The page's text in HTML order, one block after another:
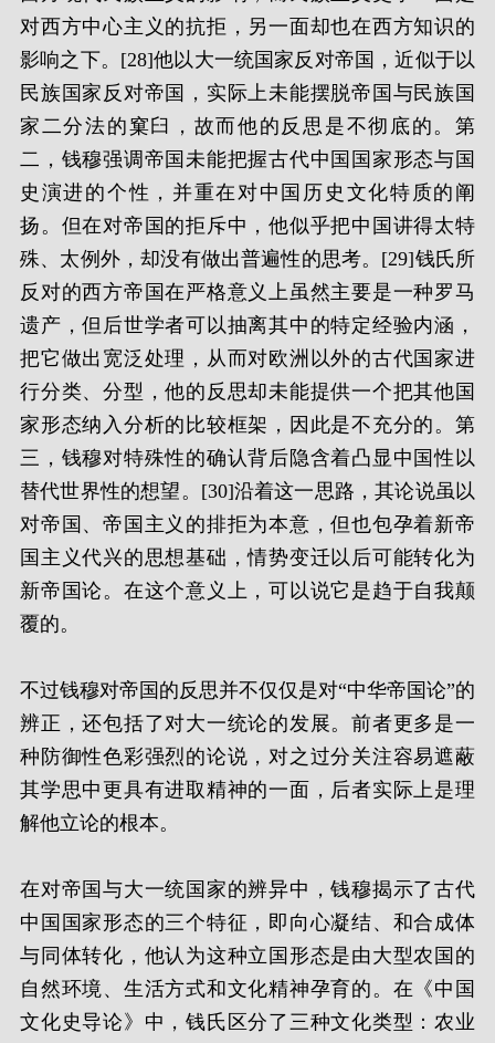
对西方中心主义的抗拒，另一面却也在西方知识的
影响之下。[28]他以大一统国家反对帝国，近似于以
民族国家反对帝国，实际上未能摆脱帝国与民族国
家二分法的窠臼，故而他的反思是不彻底的。第
二，钱穆强调帝国未能把握古代中国国家形态与国
史演进的个性，并重在对中国历史文化特质的阐
扬。但在对帝国的拒斥中，他似乎把中国讲得太特
殊、太例外，却没有做出普遍性的思考。[29]钱氏所
反对的西方帝国在严格意义上虽然主要是一种罗马
遗产，但后世学者可以抽离其中的特定经验内涵，
把它做出宽泛处理，从而对欧洲以外的古代国家进
行分类、分型，他的反思却未能提供一个把其他国
家形态纳入分析的比较框架，因此是不充分的。第
三，钱穆对特殊性的确认背后隐含着凸显中国性以
替代世界性的想望。[30]沿着这一思路，其论说虽以
对帝国、帝国主义的排拒为本意，但也包孕着新帝
国主义代兴的思想基础，情势变迁以后可能转化为
新帝国论。在这个意义上，可以说它是趋于自我颠
覆的。
不过钱穆对帝国的反思并不仅仅是对“中华帝国论”的
辨正，还包括了对大一统论的发展。前者更多是一
种防御性色彩强烈的论说，对之过分关注容易遮蔽
其学思中更具有进取精神的一面，后者实际上是理
解他立论的根本。
在对帝国与大一统国家的辨异中，钱穆揭示了古代
中国国家形态的三个特征，即向心凝结、和合成体
与同体转化，他认为这种立国形态是由大型农国的
自然环境、生活方式和文化精神孕育的。在《中国
文化史导论》中，钱氏区分了三种文化类型：农业